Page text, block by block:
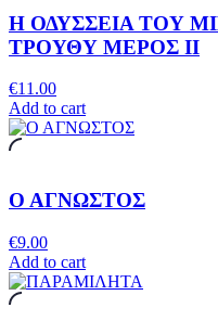
Η ΟΔΥΣΣΕΙΑ ΤΟΥ
ΤΡΟΥΘΥ ΜΕΡΟΣ ΙΙ
€11.00
Add to cart
Ο ΑΓΝΩΣΤΟΣ
€9.00
Add to cart